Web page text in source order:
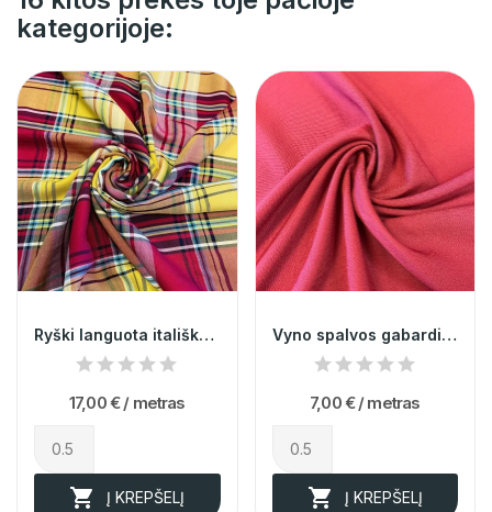
kategorijoje:
Ryški languota itališka viskozė 012986
17,00 € / metras
 Į KREPŠELĮ
Vyno spalvos gabardinas
7,00 € / metras
 Į KREPŠELĮ